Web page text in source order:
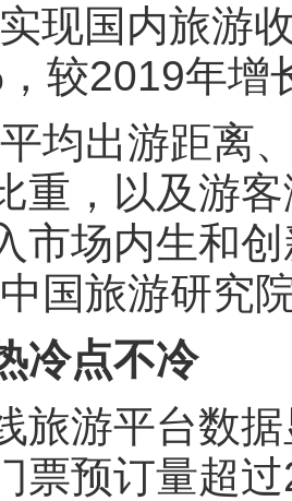
现国内旅游
较2019年增
均出游距离
重，以及游
市场内生和
国旅游研究
冷点不冷
旅游平台数
票预订量超